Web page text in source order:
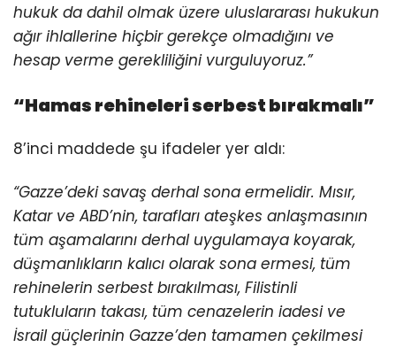
hukuk da dahil olmak üzere uluslararası hukukun
ağır ihlallerine hiçbir gerekçe olmadığını ve
hesap verme gerekliliğini vurguluyoruz.”
“Hamas rehineleri serbest bırakmalı”
8’inci maddede şu ifadeler yer aldı:
“Gazze’deki savaş derhal sona ermelidir. Mısır,
Katar ve ABD’nin, tarafları ateşkes anlaşmasının
tüm aşamalarını derhal uygulamaya koyarak,
düşmanlıkların kalıcı olarak sona ermesi, tüm
rehinelerin serbest bırakılması, Filistinli
tutukluların takası, tüm cenazelerin iadesi ve
İsrail güçlerinin Gazze’den tamamen çekilmesi